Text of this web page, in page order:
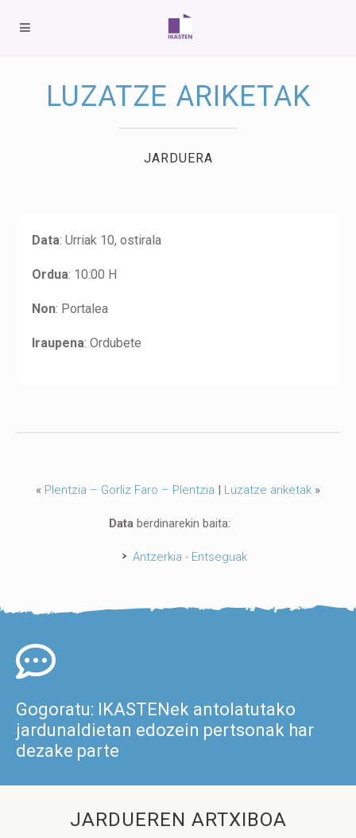
LUZATZE ARIKETAK
JARDUERA
Data: Urriak 10, ostirala
Ordua: 10:00 H
Non: Portalea
Iraupena: Ordubete
« Plentzia – Gorliz Faro – Plentzia | Luzatze ariketak »
Data berdinarekin baita:
Antzerkia - Entseguak
Gogoratu: IKASTENek antolatutako
jardunaldietan edozein pertsonak har
dezake parte
JARDUEREN ARTXIBOA